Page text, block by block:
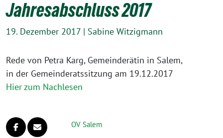
Jahresabschluss 2017
19. Dezember 2017 | Sabine Witzigmann
Rede von Petra Karg, Gemeinderätin in Salem,
in der Gemeinderatssitzung am 19.12.2017
Hier zum Nachlesen
OV Salem